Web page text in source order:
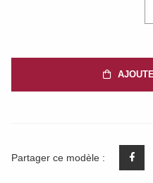
Partager ce modèle :